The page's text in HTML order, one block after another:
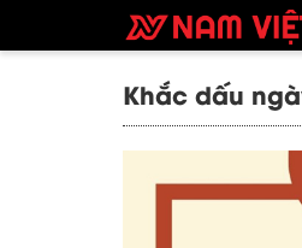
Khắc dấu